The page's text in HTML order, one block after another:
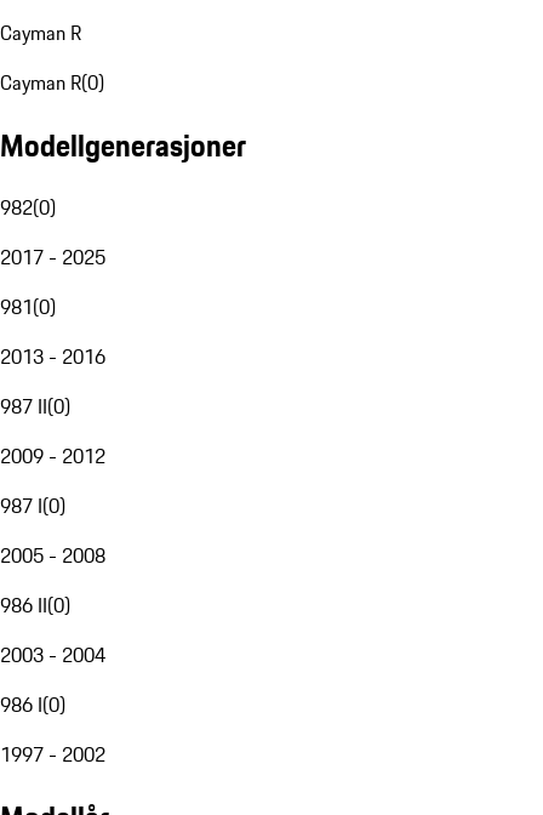
Cayman R
Cayman R(0)
Modellgenerasjoner
982(0)
2017 - 2025
981(0)
2013 - 2016
987 II(0)
2009 - 2012
987 I(0)
2005 - 2008
986 II(0)
2003 - 2004
986 I(0)
1997 - 2002